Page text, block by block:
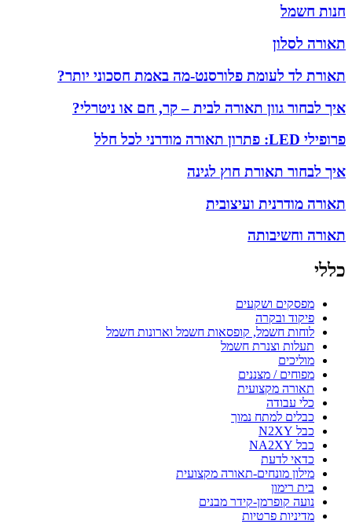
חנות חשמל
תאורה לסלון
תאורת לד לעומת פלורסנט-מה באמת חסכוני יותר?
איך לבחור גוון תאורה לבית – קר, חם או ניטרלי?
פרופילי LED: פתרון תאורה מודרני לכל חלל
איך לבחור תאורת חוץ לגינה
תאורה מודרנית ועיצובית
תאורה וחשיבותה
כללי
מפסקים ושקעים
פיקוד ובקרה
לוחות חשמל, קופסאות חשמל וארונות חשמל
תעלות וצנרת חשמל
מוליכים
מפוחים / מצננים
תאורה מקצועית
כלי עבודה
כבלים למתח נמוך
כבל N2XY
כבל NA2XY
כדאי לדעת
מילון מונחים-תאורה מקצועית
בית רימון
נועה קופרמן-קידר מבנים
מדיניות פרטיות